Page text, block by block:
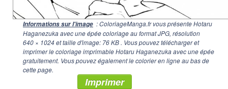
Informations sur l'image : ColoriageManga.fr vous présente Hotaru
Haganezuka avec une épée coloriage au format JPG, résolution
640 × 1024et taille d'image: 76 KB . Vous pouvez télécharger et
imprimer le coloriage imprimable Hotaru Haganezuka avec une épée
gratuitement. Vous pouvez également le colorier en ligne au bas de
cette page.
Imprimer